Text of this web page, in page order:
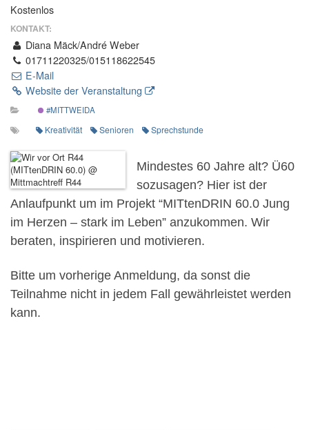
Kostenlos
KONTAKT:
Diana Mäck/André Weber
01711220325/015118622545
E-Mail
Website der Veranstaltung
#MITTWEIDA
Kreativität Senioren Sprechstunde
Mindestes 60 Jahre alt? Ü60
sozusagen? Hier ist der
Anlaufpunkt um im Projekt “MITtenDRIN 60.0 Jung
im Herzen – stark im Leben” anzukommen. Wir
beraten, inspirieren und motivieren.
Bitte um vorherige Anmeldung, da sonst die
Teilnahme nicht in jedem Fall gewährleistet werden
kann.